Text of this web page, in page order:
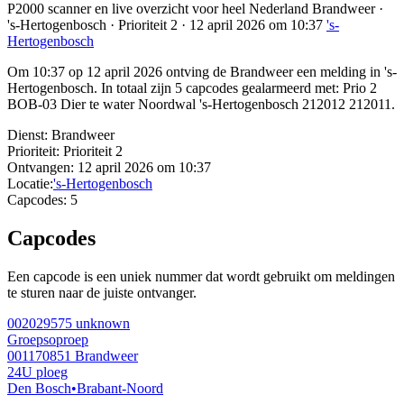
P2000 scanner en live overzicht voor heel Nederland Brandweer ·
's-Hertogenbosch · Prioriteit 2 · 12 april 2026 om 10:37 's-
Hertogenbosch
Om 10:37 op 12 april 2026 ontving de Brandweer een melding in 's-
Hertogenbosch. In totaal zijn 5 capcodes gealarmeerd met: Prio 2
BOB-03 Dier te water Noordwal 's-Hertogenbosch 212012 212011.
Dienst: Brandweer
Prioriteit: Prioriteit 2
Ontvangen: 12 april 2026 om 10:37
Locatie:'s-Hertogenbosch
Capcodes: 5
Capcodes
Een capcode is een uniek nummer dat wordt gebruikt om meldingen
te sturen naar de juiste ontvanger.
002029575 unknown
Groepsoproep
001170851 Brandweer
24U ploeg
Den Bosch•Brabant-Noord